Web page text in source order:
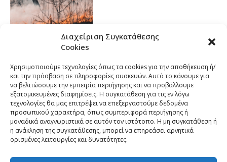
Διαχείριση Συγκατάθεσης
Cookies
Χρησιμοποιούμε τεχνολογίες όπως τα cookies για την αποθήκευση ή/
και την πρόσβαση σε πληροφορίες συσκευών. Αυτό το κάνουμε για
να βελτιώσουμε την εμπειρία περιήγησης και να προβάλλουμε
εξατομικευμένες διαφημίσεις. Η συγκατάθεση για τις εν λόγω
τεχνολογίες θα μας επιτρέψει να επεξεργαστούμε δεδομένα
προσωπικού χαρακτήρα, όπως συμπεριφορά περιήγησης ή
μοναδικά αναγνωριστικά σε αυτόν τον ιστότοπο. Η μη συγκατάθεση ή
η ανάκληση της συγκατάθεσης, μπορεί να επηρεάσει αρνητικά
ορισμένες λειτουργίες και δυνατότητες.